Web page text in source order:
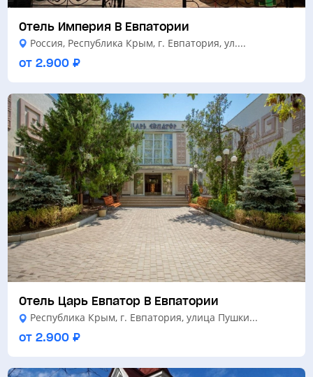
Платяной шкаф
от 1.750 ₽
Wi-Fi
Кондиционер
Санузел с душем или ванной
Платяной шкаф
Постельные принадлежности, полотенца
Письменный столик
Отель Империя В Евпатории
Россия, Республика Крым, г. Евпатория, ул....
от 2.900 ₽
Отель Царь Евпатор В Евпатории
Республика Крым, г. Евпатория, улица Пушки...
от 2.900 ₽